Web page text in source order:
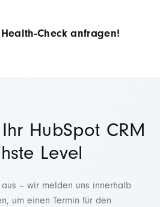
Check anfragen!
HubSpot CRM
Level
– wir melden uns innerhalb
um einen Termin für den